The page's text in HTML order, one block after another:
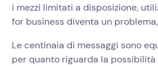
i mezzi limitati a disposizione,
for business diventa un
Le centinaia di messaggi sono
per quanto riguarda la possibilità